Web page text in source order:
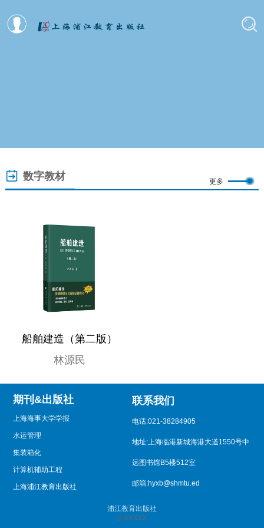
数字教材 更多
船舶建造（第二版）
林源民
期刊&出版社
上海海事大学学报
水运管理
集装箱化
计算机辅助工程
上海浦江教育出版社
联系我们
电话:021-38284905
地址:上海临港新城海港大道1550号中
远图书馆B5楼512室
邮箱:hyxb@shmtu.ed
浦江教育出版社
沪XXXXX